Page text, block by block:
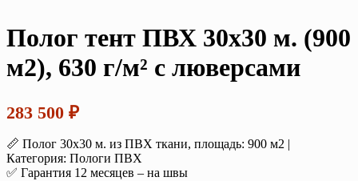
Полог тент ПВХ 30х30 м. (900
м2), 630 г/м² с люверсами
283 500 ₽
📏 Полог 30х30 м. из ПВХ ткани, площадь: 900 м2 |
Категория: Пологи ПВХ
✅ Гарантия 12 месяцев – на швы